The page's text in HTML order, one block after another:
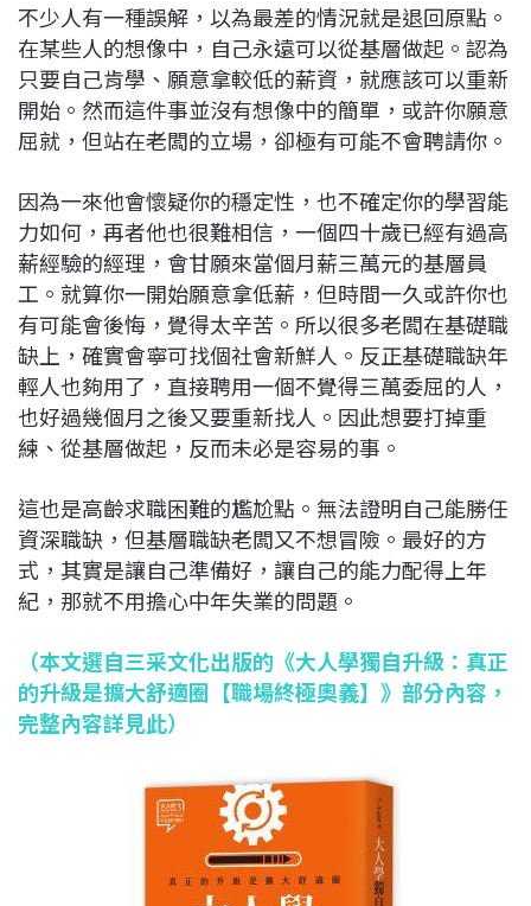
不少人有一種誤解，以為最差的情況就是退回原點。
在某些人的想像中，自己永遠可以從基層做起。認為
只要自己肯學、願意拿較低的薪資，就應該可以重新
開始。然而這件事並沒有想像中的簡單，或許你願意
屈就，但站在老闆的立場，卻極有可能不會聘請你。
因為一來他會懷疑你的穩定性，也不確定你的學習能
力如何，再者他也很難相信，一個四十歲已經有過高
薪經驗的經理，會甘願來當個月薪三萬元的基層員
工。就算你一開始願意拿低薪，但時間一久或許你也
有可能會後悔，覺得太辛苦。所以很多老闆在基礎職
缺上，確實會寧可找個社會新鮮人。反正基礎職缺年
輕人也夠用了，直接聘用一個不覺得三萬委屈的人，
也好過幾個月之後又要重新找人。因此想要打掉重
練、從基層做起，反而未必是容易的事。
這也是高齡求職困難的尷尬點。無法證明自己能勝任
資深職缺，但基層職缺老闆又不想冒險。最好的方
式，其實是讓自己準備好，讓自己的能力配得上年
紀，那就不用擔心中年失業的問題。
（本文選自三采文化出版的《大人學獨自升級：真正
的升級是擴大舒適圈【職場終極奧義】》部分內容，
完整內容詳見此）